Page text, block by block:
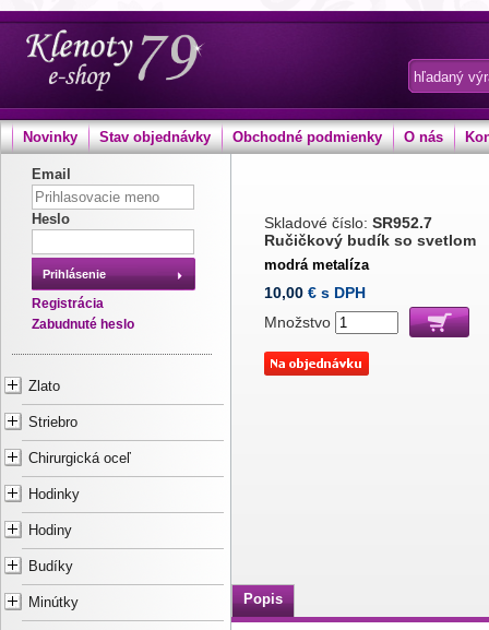
Novinky Stav objednávky Obchodné podmienky O nás
Email
Heslo
Prihlásenie
Registrácia
Zabudnuté heslo
Zlato
Striebro
Chirurgická oceľ
Hodinky
Hodiny
Budíky
Minútky
Skladové číslo: SR952.7
Ručičkový budík so svetlom
modrá metalíza
10,00 € s DPH
Množstvo
Popis